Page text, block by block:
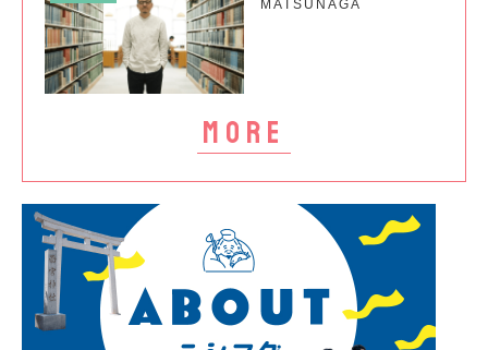
more
MATSUNAGA